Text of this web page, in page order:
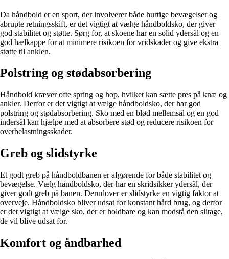
Da håndbold er en sport, der involverer både hurtige bevægelser og
abrupte retningsskift, er det vigtigt at vælge håndboldsko, der giver
god stabilitet og støtte. Sørg for, at skoene har en solid ydersål og en
god hælkappe for at minimere risikoen for vridskader og give ekstra
støtte til anklen.
Polstring og stødabsorbering
Håndbold kræver ofte spring og hop, hvilket kan sætte pres på knæ og
ankler. Derfor er det vigtigt at vælge håndboldsko, der har god
polstring og stødabsorbering. Sko med en blød mellemsål og en god
indersål kan hjælpe med at absorbere stød og reducere risikoen for
overbelastningsskader.
Greb og slidstyrke
Et godt greb på håndboldbanen er afgørende for både stabilitet og
bevægelse. Vælg håndboldsko, der har en skridsikker ydersål, der
giver godt greb på banen. Derudover er slidstyrke en vigtig faktor at
overveje. Håndboldsko bliver udsat for konstant hård brug, og derfor
er det vigtigt at vælge sko, der er holdbare og kan modstå den slitage,
de vil blive udsat for.
Komfort og åndbarhed